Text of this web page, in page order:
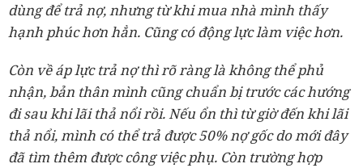
dùng để trả nợ, nhưng từ khi mua nhà mình thấy
hạnh phúc hơn hẳn. Cũng có động lực làm việc hơn.
Còn về áp lực trả nợ thì rõ ràng là không thể phủ
nhận, bản thân mình cũng chuẩn bị trước các hướng
đi sau khi lãi thả nổi rồi. Nếu ổn thì từ giờ đến khi lãi
thả nổi, mình có thể trả được 50% nợ gốc do mới đây
đã tìm thêm được công việc phụ. Còn trường hợp